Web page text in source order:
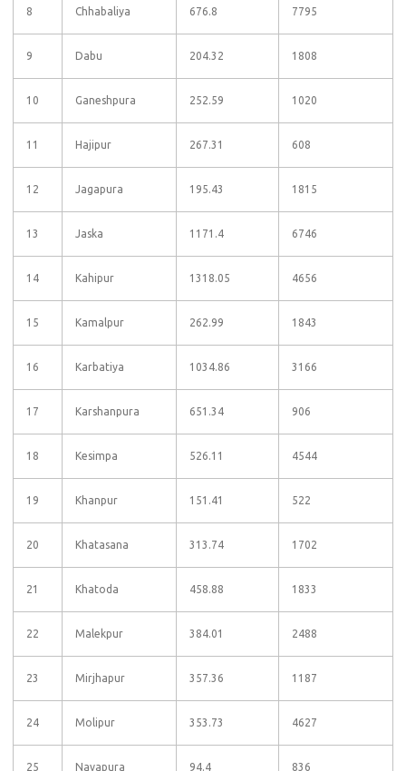
8 Chhabaliya 676.8 7795
9 Dabu 204.32 1808
10 Ganeshpura 252.59 1020
11 Hajipur 267.31 608
12 Jagapura 195.43 1815
13 Jaska 1171.4 6746
14 Kahipur 1318.05 4656
15 Kamalpur 262.99 1843
16 Karbatiya 1034.86 3166
17 Karshanpura 651.34 906
18 Kesimpa 526.11 4544
19 Khanpur 151.41 522
20 Khatasana 313.74 1702
21 Khatoda 458.88 1833
22 Malekpur 384.01 2488
23 Mirjhapur 357.36 1187
24 Molipur 353.73 4627
25 Navapura 94.4 836